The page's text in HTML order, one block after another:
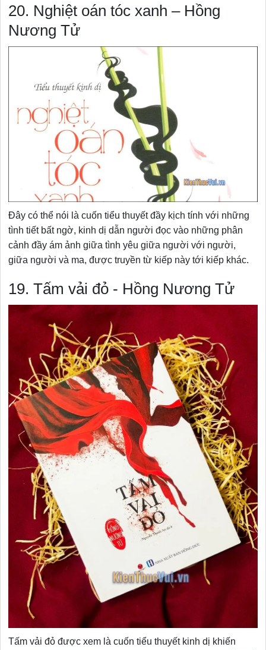
20. Nghiệt oán tóc xanh – Hồng
Nương Tử
Đây có thể nói là cuốn tiểu thuyết đầy kịch tính với những
tình tiết bất ngờ, kinh dị dẫn người đọc vào những phân
cảnh đầy ám ảnh giữa tình yêu giữa người với người,
giữa người và ma, được truyền từ kiếp này tới kiếp khác.
19. Tấm vải đỏ - Hồng Nương Tử
Tấm vải đỏ được xem là cuốn tiểu thuyết kinh dị khiến